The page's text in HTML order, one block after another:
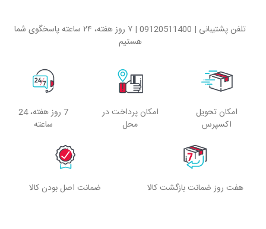
تلفن پشتیبانی | 09120511400 | ۷ روز هفته، ۲۴ ساعته پاسخگوی شما
هستیم
امکان تحویل
اکسپرس
امکان پرداخت در
محل
7 روز هفته، 24
ساعته
هفت روز ضمانت بازگشت کالا ضمانت اصل بودن کالا